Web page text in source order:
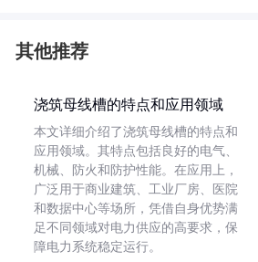
其他推荐
浇筑母线槽的特点和应用领域
本文详细介绍了浇筑母线槽的特点和
应用领域。其特点包括良好的电气、
机械、防火和防护性能。在应用上，
广泛用于商业建筑、工业厂房、医院
和数据中心等场所，凭借自身优势满
足不同领域对电力供应的高要求，保
障电力系统稳定运行。